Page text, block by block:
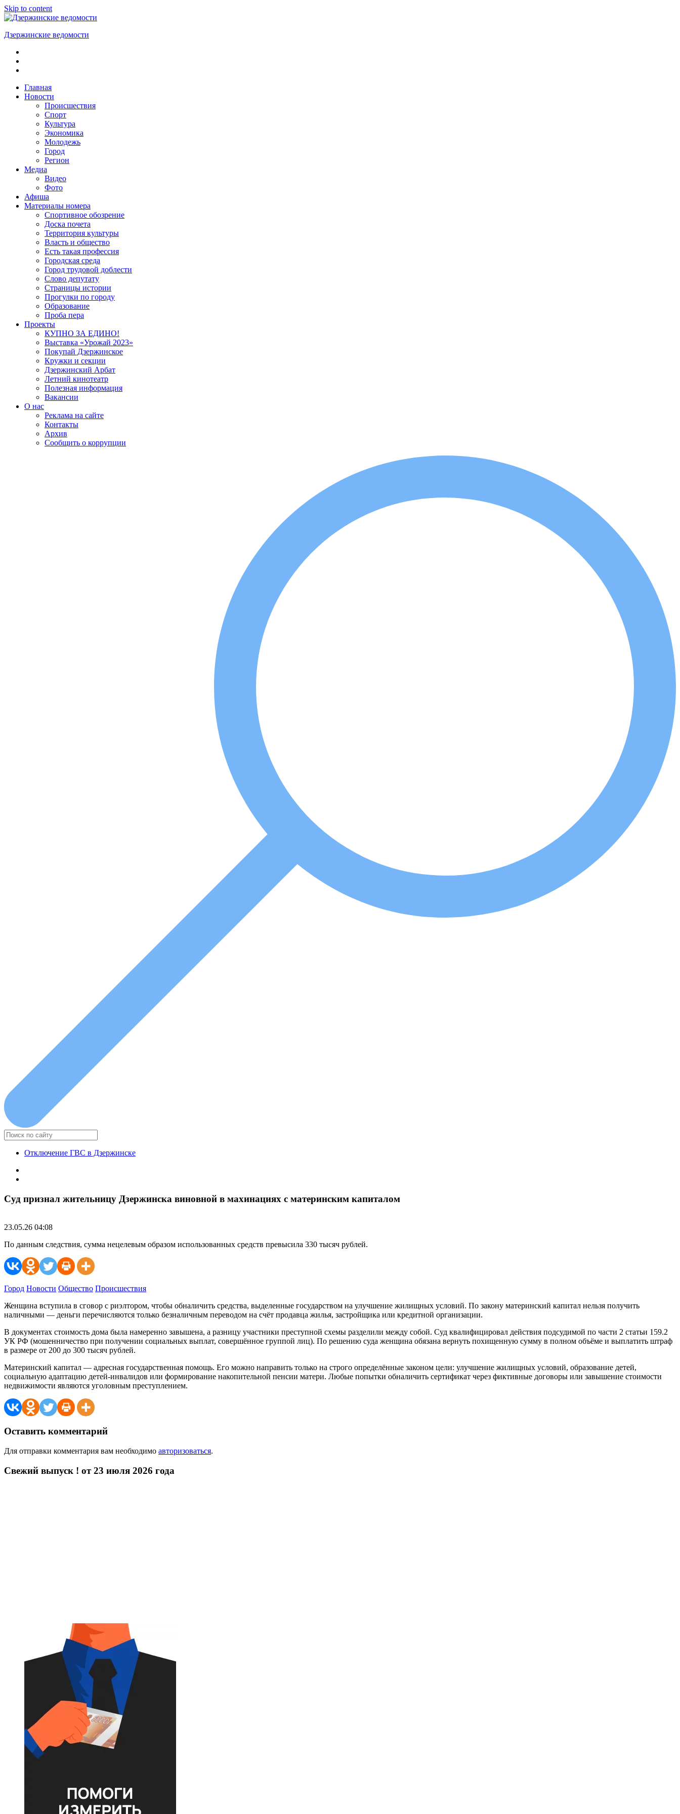
Skip to content
Дзержинские ведомости
ОБЩЕСТВЕННО-
ПОЛИТИЧЕСКАЯ
ГАЗЕТАГлавная
Новости
Происшествия
Спорт
Культура
Экономика
Молодежь
Город
Регион
Медиа
Видео
Фото
Афиша
Материалы номера
Спортивное обозрение
Доска почета
Территория культуры
Власть и общество
Есть такая профессия
Городская среда
Город трудовой доблести
Слово депутату
Страницы истории
Прогулки по городу
Образование
Проба пера
Проекты
КУПНО ЗА ЕДИНО!
Выставка «Урожай 2023»
Покупай Дзержинское
Кружки и секции
Дзержинский Арбат
Летний кинотеатр
Полезная информация
Вакансии
О нас
Реклама на сайте
Контакты
Архив
Сообщить о коррупции
Отключение ГВС в Дзержинске
Суд признал жительницу Дзержинска виновной в махинациях с материнским капиталом
23.05.26 04:08
По данным следствия, сумма нецелевым образом использованных средств превысила 330 тысяч рублей.
Город Новости Общество Происшествия
Женщина вступила в сговор с риэлтором, чтобы обналичить средства, выделенные государством на улучшение жилищных условий. По закону материнский капитал нельзя получить
наличными — деньги перечисляются только безналичным переводом на счёт продавца жилья, застройщика или кредитной организации.
В документах стоимость дома была намеренно завышена, а разницу участники преступной схемы разделили между собой. Суд квалифицировал действия подсудимой по части 2 статьи 159.2
УК РФ (мошенничество при получении социальных выплат, совершённое группой лиц). По решению суда женщина обязана вернуть похищенную сумму в полном объёме и выплатить штраф
в размере от 200 до 300 тысяч рублей.
Материнский капитал — адресная государственная помощь. Его можно направить только на строго определённые законом цели: улучшение жилищных условий, образование детей,
социальную адаптацию детей-инвалидов или формирование накопительной пенсии матери. Любые попытки обналичить сертификат через фиктивные договоры или завышение стоимости
недвижимости являются уголовным преступлением.
Оставить комментарий
Для отправки комментария вам необходимо авторизоваться.
Свежий выпуск ! от 23 июля 2026 года